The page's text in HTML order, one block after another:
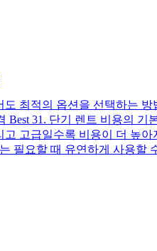
최적의 옵션을 선택하는
31. 단기 렌트 비용의
고급일수록 비용이 더 높
필요할 때 유연하게 사용할